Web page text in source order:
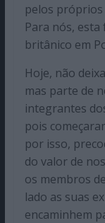
pelos próprios
Para nós,
britânico em
Hoje, não
mas parte de
integrantes
pois
por isso,
do valor de
os membros
lado as suas
encaminhem